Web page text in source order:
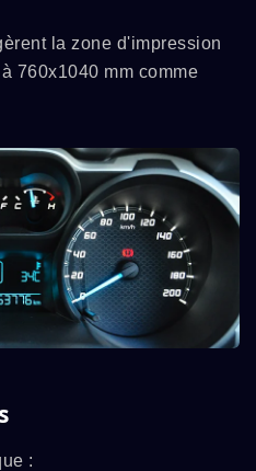
la zone d'impression
760x1040 mm comme
: